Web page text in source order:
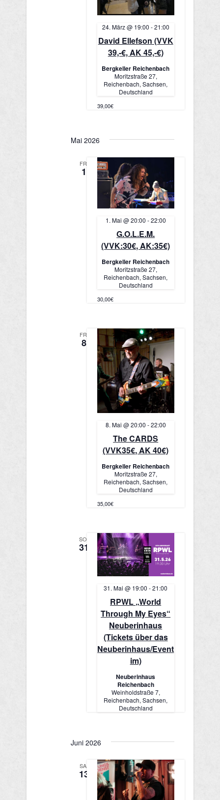
David Ellefson (VVK
39,-€, AK 45,-€)
24. März @ 19:00 -21:00
Bergkeller Reichenbach
Moritzstraße 27,
Reichenbach, Sachsen,
Deutschland
39,00€
Mai 2026
FR.
1
G.O.L.E.M.
(VVK:30€, AK:35€)
1. Mai @ 20:00 -22:00
Bergkeller Reichenbach
Moritzstraße 27,
Reichenbach, Sachsen,
Deutschland
30,00€
FR.
8
The CARDS
(VVK35€, AK 40€)
8. Mai @ 20:00 -22:00
Bergkeller Reichenbach
Moritzstraße 27,
Reichenbach, Sachsen,
Deutschland
35,00€
SO.
31
RPWL „World
Through My Eyes“
Neuberinhaus
(Tickets über das
Neuberinhaus/Event
im)
31. Mai @ 19:00 -21:00
Neuberinhaus
Reichenbach
Weinholdstraße 7,
Reichenbach, Sachsen,
Deutschland
Juni 2026
SA.
13